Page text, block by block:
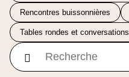
Rencontres buissonnières
Tables rondes et conversations